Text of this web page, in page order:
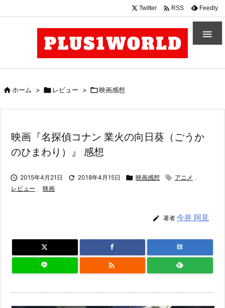

Twitter  RSS Feedly
ホーム >  レビュー > 映画感想
映画『名探偵コナン 業火の向日葵（ごうか
のひまわり）』 感想
 2015年4月21日  2018年4月15日  映画感想  アニメ ,
レビュー , 映画
 著者 今井 阿見
B!
